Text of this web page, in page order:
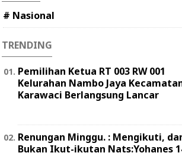
# Nasional
TRENDING
Pemilihan Ketua RT 003 RW 001
Kelurahan Nambo Jaya
Karawaci Berlangsung Lancar
Renungan Minggu. : Mengikuti,
Bukan Ikut-ikutan Nats:Yohanes